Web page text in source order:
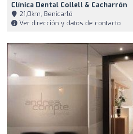
Clínica Dental Collell & Cacharrón
21,0km, Benicarló
Ver dirección y datos de contacto